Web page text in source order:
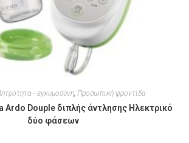
- εγκυμοσύνη, Προσωπική φροντίδα
Ardo Douple διπλής άντλησης Ηλεκτρικό
δύο φάσεων